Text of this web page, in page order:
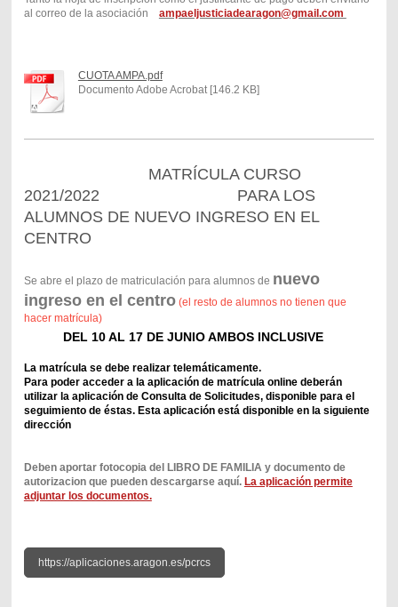
al correo de la asociación ampaeljusticiadearagon@gmail.com
CUOTA AMPA.pdf
Documento Adobe Acrobat [146.2 KB]
MATRÍCULA CURSO
2021/2022 PARA LOS
ALUMNOS DE NUEVO INGRESO EN EL
CENTRO
Se abre el plazo de matriculación para alumnos de nuevo
ingreso en el centro (el resto de alumnos no tienen que
hacer matrícula)
DEL 10 AL 17 DE JUNIO AMBOS INCLUSIVE
La matrícula se debe realizar telemáticamente.
Para poder acceder a la aplicación de matrícula online deberán
utilizar la aplicación de Consulta de Solicitudes, disponible para el
seguimiento de éstas. Esta aplicación está disponible en la siguiente
dirección
Deben aportar fotocopia del LIBRO DE FAMILIA y documento de
autorizacion que pueden descargarse aquí. La aplicación permite
adjuntar los documentos.
https://aplicaciones.aragon.es/pcrcs